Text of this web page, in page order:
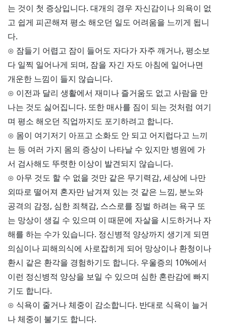
는 것이 첫 증상입니다. 대개의 경우 자신감이나 의욕이 없
고 쉽게 피곤해져 평소 해오던 일도 어려움을 느끼게 됩니
다.
⊙ 잠들기 어렵고 잠이 들어도 자다가 자주 깨거나, 평소보
다 일찍 일어나게 되며, 잠을 자긴 자도 아침에 일어나면
개운한 느낌이 들지 않습니다.
⊙ 이전과 달리 생활에서 재미나 즐거움도 없고 사람을 만
나는 것도 싫어집니다. 또한 매사를 짐이 되는 것처럼 여기
며 평소 해오던 직업까지도 포기하려고 합니다.
⊙ 몸이 여기저기 아프고 소화도 안 되고 어지럽다고 느끼
는 등 여러 가지 몸의 증상이 나타날 수 있지만 병원에 가
서 검사해도 뚜렷한 이상이 발견되지 않습니다.
⊙ 아무 것도 할 수 없을 것만 같은 무기력감, 세상에 나만
외따로 떨어져 혼자만 남겨져 있는 것 같은 느낌, 분노와
공격의 감정, 심한 죄책감, 스스로를 징벌 하려는 욕구 또
는 망상이 생길 수 있으며 이 때문에 자살을 시도하거나 자
해를 하는 수가 있습니다. 정신병적 양상까지 생기게 되면
의심이나 피해의식에 사로잡히게 되어 망상이나 환청이나
환시 같은 환각을 경험하기도 합니다. 우울증의 10%에서
이런 정신병적 양상을 보일 수 있으며 심한 혼란감에 빠지
기도 합니다.
⊙ 식욕이 줄거나 체중이 감소합니다. 반대로 식욕이 늘거
나 체중이 불기도 합니다.